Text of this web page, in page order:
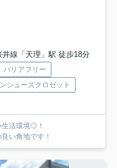
井線「天理」駅 徒歩18分
バリアフリー
シューズクロゼット
活環境◎！
い角地です！